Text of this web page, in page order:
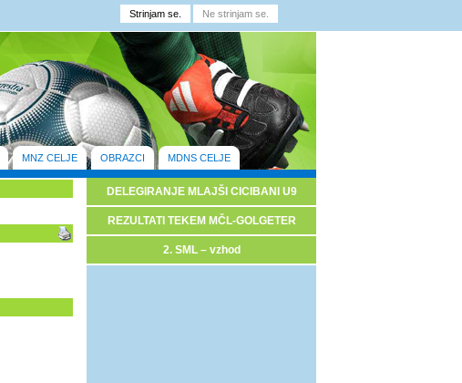
MNZ CELJE OBRAZCI MDNS CELJE
DELEGIRANJE MLAJŠI CICIBANI U9
REZULTATI TEKEM MČL-GOLGETER
2. SML – vzhod